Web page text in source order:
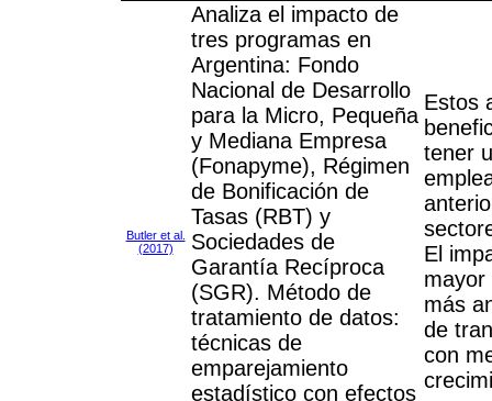
Butler et al.
(2017)
Analiza el impacto de
tres programas en
Argentina: Fondo
Nacional de Desarrollo
para la Micro, Pequeña
y Mediana Empresa
(Fonapyme), Régimen
de Bonificación de
Tasas (RBT) y
Sociedades de
Garantía Recíproca
(SGR). Método de
tratamiento de datos:
técnicas de
emparejamiento
estadístico con efectos
Estos
tener
El
mayor
más
de
con